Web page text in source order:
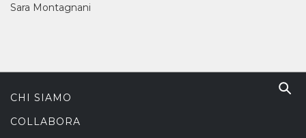
Sara Montagnani
CHI SIAMO
COLLABORA